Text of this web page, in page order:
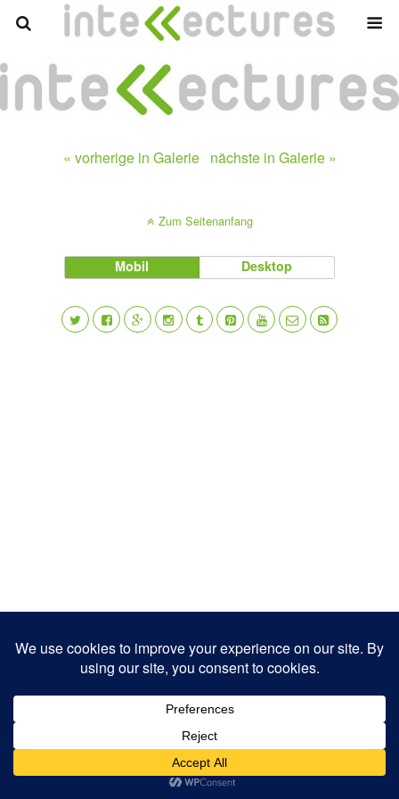
« vorherige in Galerie nächste in Galerie »
Zum Seitenanfang
Mobil Desktop